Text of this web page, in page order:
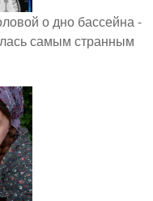
о дно бассейна -
самым странным